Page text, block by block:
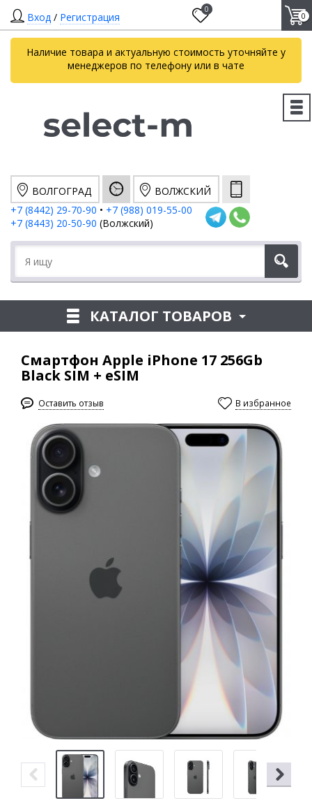
Вход / Регистрация
0
0
Наличие товара и актуальную стоимость уточняйте у
менеджеров по телефону или в чате
ВОЛГОГРАД
ВОЛЖСКИЙ
+7 (8442) 29-70-90 • +7 (988) 019-55-00
+7 (8443) 20-50-90 (Волжский)
КАТАЛОГ ТОВАРОВ
Смартфон Apple iPhone 17 256Gb
Black SIM + eSIM
Оставить отзыв В избранное